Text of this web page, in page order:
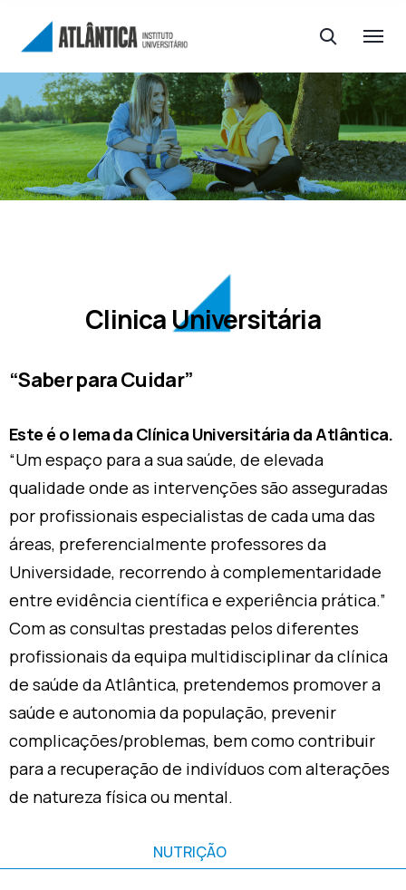
Clinica Universitária
“Saber para Cuidar”
Este é o lema da Clínica Universitária da Atlântica.
“Um espaço para a sua saúde, de elevada
qualidade onde as intervenções são asseguradas
por profissionais especialistas de cada uma das
áreas, preferencialmente professores da
Universidade, recorrendo à complementaridade
entre evidência científica e experiência prática.”
Com as consultas prestadas pelos diferentes
profissionais da equipa multidisciplinar da clínica
de saúde da Atlântica, pretendemos promover a
saúde e autonomia da população, prevenir
complicações/problemas, bem como contribuir
para a recuperação de indivíduos com alterações
de natureza física ou mental.
NUTRIÇÃO